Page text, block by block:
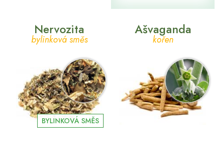
Nervozita
bylinková směs
BYLINKOVÁ SMĚS
Ašvaganda
kořen